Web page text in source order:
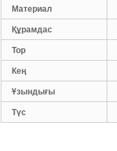
Материал
Құрамдас
Тор
Кең
Ұзындығы
Түс